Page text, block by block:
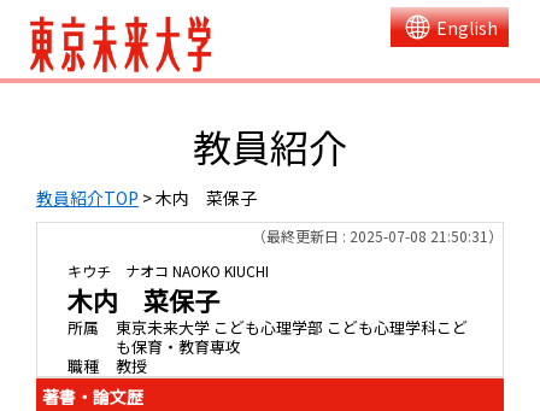
English
教員紹介
教員紹介TOP > 木内 菜保子
（最終更新日 : 2025-07-08 21:50:31）
キウチ ナオコ NAOKO KIUCHI
木内 菜保子
所属
東京未来大学 こども心理学部 こども心理学科こど
も保育・教育専攻
職種
教授
著書・論文歴